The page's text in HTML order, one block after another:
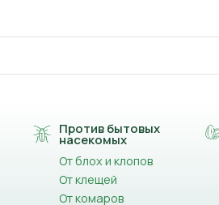
Против бытовых
насекомых
От блох и клопов
От клещей
От комаров